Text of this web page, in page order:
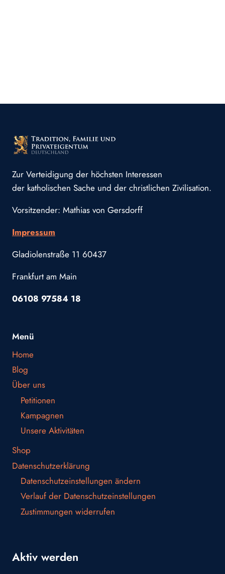
Zur Verteidigung der höchsten Interessen
der katholischen Sache und der christlichen Zivilisation.
Vorsitzender: Mathias von Gersdorff
Impressum
Gladiolenstraße 11 60437
Frankfurt am Main
06108 97584 18
Menü
Home
Blog
Über uns
Petitionen
Kampagnen
Unsere Aktivitäten
Shop
Datenschutzerklärung
Datenschutzeinstellungen ändern
Verlauf der Datenschutzeinstellungen
Zustimmungen widerrufen
Aktiv werden